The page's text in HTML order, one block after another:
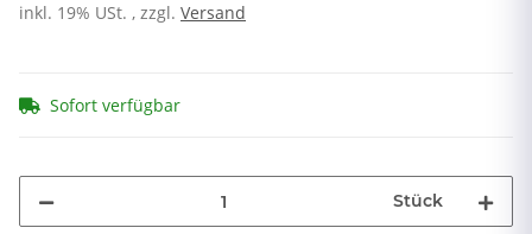
inkl. 19% USt. , zzgl. Versand
Sofort verfügbar
Stück